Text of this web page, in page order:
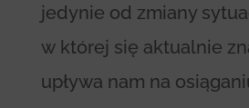
jedynie od zmiany
w której się aktualnie
upływa nam na